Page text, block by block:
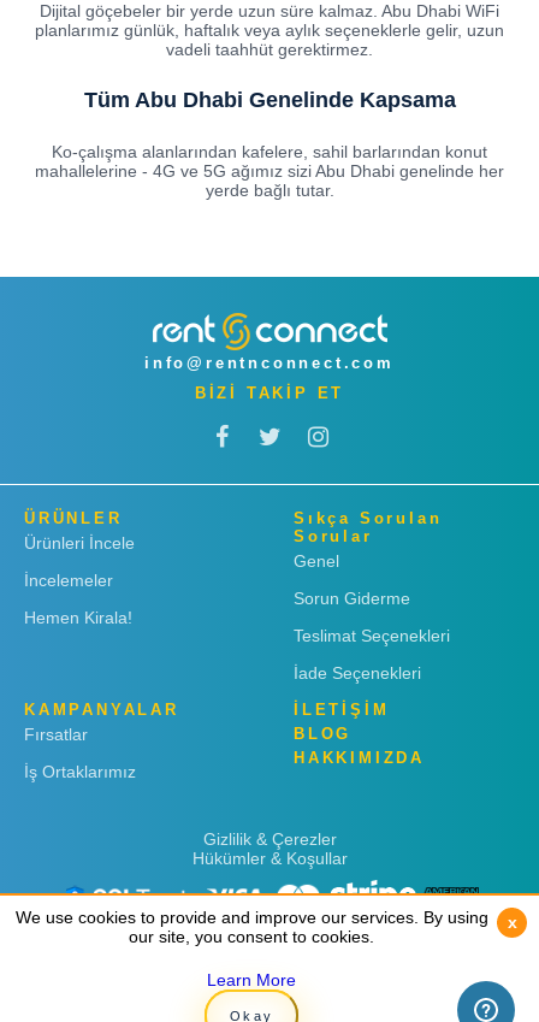
Dijital göçebeler bir yerde uzun süre kalmaz. Abu Dhabi WiFi
planlarımız günlük, haftalık veya aylık seçeneklerle gelir, uzun
vadeli taahhüt gerektirmez.
Tüm Abu Dhabi Genelinde Kapsama
Ko-çalışma alanlarından kafelere, sahil barlarından konut
mahallelerine - 4G ve 5G ağımız sizi Abu Dhabi genelinde her
yerde bağlı tutar.
info@rentnconnect.com
BİZİ TAKİP ET
ÜRÜNLER
Ürünleri İncele
İncelemeler
Hemen Kirala!
Sıkça Sorulan
Sorular
Genel
Sorun Giderme
Teslimat Seçenekleri
İade Seçenekleri
KAMPANYALAR
Fırsatlar
İş Ortaklarımız
İLETİŞİM
BLOG
HAKKIMIZDA
Gizlilik & Çerezler
Hükümler & Koşullar
Copyright © 2019 Rent 'n Connect
We use cookies to provide and improve our services. By using
our site, you consent to cookies.
Learn More
Okay
x
We use cookies to provide and improve our services. By using
our site, you consent to cookies.
Learn More
Okay
x